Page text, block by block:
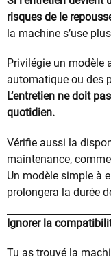
risques de le
la machine s’use
Privilégie un modèle
automatique ou des
L’entretien ne doit
quotidien.
Vérifie aussi la
maintenance,
Un modèle simple à
prolongera la durée
Ignorer la
Tu as trouvé la